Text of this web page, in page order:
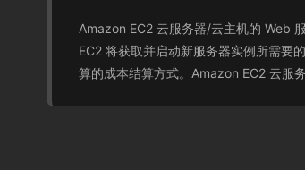
Amazon EC2 云服务器/云主机的 Web
EC2 将获取并启动新服务器实例所需要
算的成本结算方式。Amazon EC2 云服